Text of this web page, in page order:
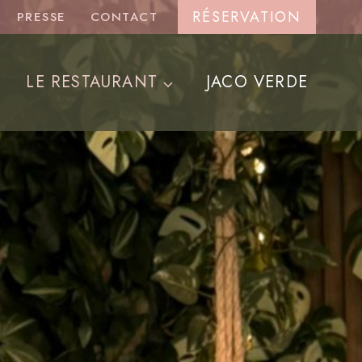
PRESSE CONTACT RÉSERVATION
LE RESTAURANT JACO VERDE